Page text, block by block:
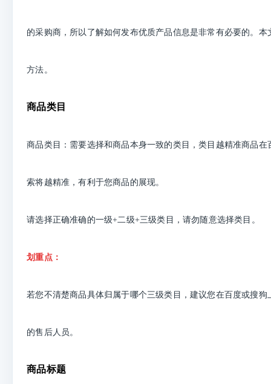
的采购商，所以了解如何发布优质产品信息是非常有必要的。本
方法。
商品类目
商品类目：需要选择和商品本身一致的类目，类目越精准商品在
索将越精准，有利于您商品的展现。
请选择正确准确的一级+二级+三级类目，请勿随意选择类目。
划重点：
若您不清楚商品具体归属于哪个三级类目，建议您在百度或搜狗
的售后人员。
商品标题